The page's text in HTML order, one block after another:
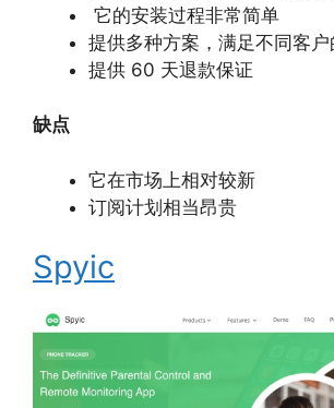
它的安装过程非常简单
提供多种方案，满足不同客户
提供 60 天退款保证
缺点
它在市场上相对较新
订阅计划相当昂贵
Spyic